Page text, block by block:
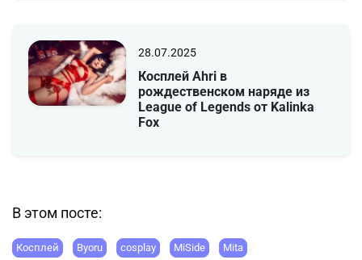
28.07.2025
Косплей Ahri в
рождественском наряде из
League of Legends от Kalinka
Fox
В этом посте:
Косплей Byoru cosplay MiSide Mita